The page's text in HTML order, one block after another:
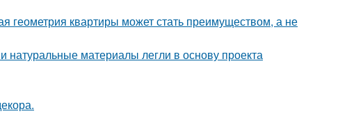
геометрия квартиры может стать преимуществом, а не
материалы легли в основу проекта